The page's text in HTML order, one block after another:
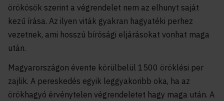
örökösök szerint a végrendelet nem az elhunyt saját
kezű írása. Az ilyen viták gyakran hagyatéki perhez
vezetnek, ami hosszú bírósági eljárásokat vonhat maga
után.
Magyarországon évente körülbelül 1500 öröklési per
zajlik. A pereskedés egyik leggyakoribb oka, ha az
örökhagyó érvénytelen végrendeletet hagy maga után. A